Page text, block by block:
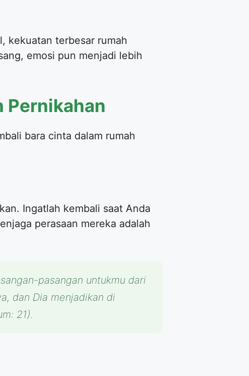
kekuatan terbesar rumah
emosi pun menjadi lebih
Pernikahan
bara cinta dalam rumah
Ingatlah kembali saat Anda
perasaan mereka adalah
pasangan untukmu dari
dan Dia menjadikan di
21).